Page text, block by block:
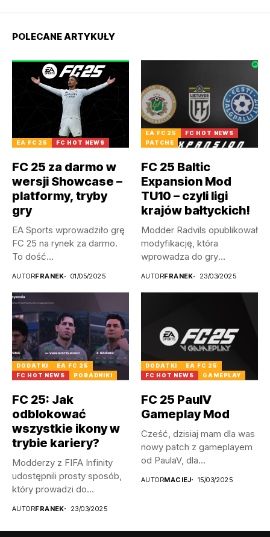
POLECANE ARTYKUŁY
EA FC 25 FC HOT NEWS
FC 25 za darmo w
wersji Showcase –
platformy, tryby
gry
EA Sports wprowadziło grę
FC 25 na rynek za darmo.
To dość...
AUTORFRANEK 01/05/2025
EA FC 25
FC HOT NEWS
PATCHE
FC 25 Baltic
Expansion Mod
TU10 – czyli ligi
krajów bałtyckich!
Modder Radvils opublikował
modyfikację, która
wprowadza do gry
AUTORFRANEK 23/03/2025
DODATKI
EA FC 25
FC HOT NEWS
PORADNIKI
FC 25: Jak
odblokować
wszystkie ikony w
trybie kariery?
Modderzy z FIFA Infinity
udostępnili prosty sposób,
który prowadzi do
AUTORFRANEK 23/03/2025
DODATKI
EA FC 25
FC HOT NEWS
GAMEPLAY
FC 25 PaulV
Gameplay Mod
Cześć, dzisiaj mam dla was
nowy patch z gameplayem
od PaulaV, dla...
AUTORMACIEJ 15/03/2025